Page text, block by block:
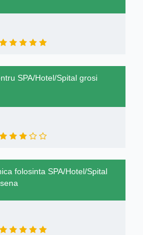
SPA/Hotel/Spital grosi
folosinta SPA/Hotel/Spital